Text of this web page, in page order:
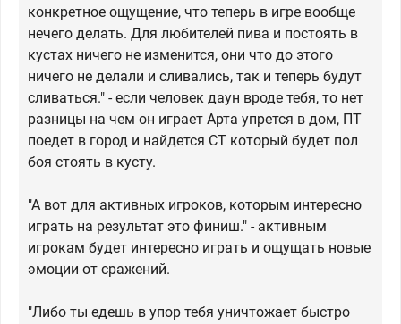
конкретное ощущение, что теперь в игре вообще
нечего делать. Для любителей пива и постоять в
кустах ничего не изменится, они что до этого
ничего не делали и сливались, так и теперь будут
сливаться." - если человек даун вроде тебя, то нет
разницы на чем он играет Арта упрется в дом, ПТ
поедет в город и найдется СТ который будет пол
боя стоять в кусту.
"А вот для активных игроков, которым интересно
играть на результат это финиш." - активным
игрокам будет интересно играть и ощущать новые
эмоции от сражений.
"Либо ты едешь в упор тебя уничтожает быстро